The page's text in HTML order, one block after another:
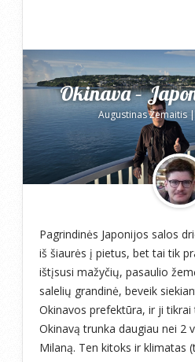
Okinava –
Augustinas Žemaitis
Pagrindinės Japonijos salos
iš šiaurės į pietus, bet tai tik
ištįsusi mažyčių, pasaulio
salelių grandinė, beveik
Okinavos prefektūra, ir ji
Okinavą trunka daugiau nei 2
Milaną. Ten kitoks ir klimatas